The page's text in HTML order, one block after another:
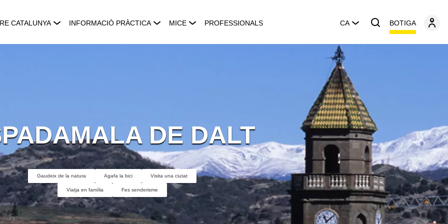
CATALUNYA INFORMACIÓ PRÀCTICA MICE PROFESSIONALS CA BOTIGA
DE DALT
Gaudeix de la natura Agafa la bici Visita una ciutat
Viatja en família Fes senderisme